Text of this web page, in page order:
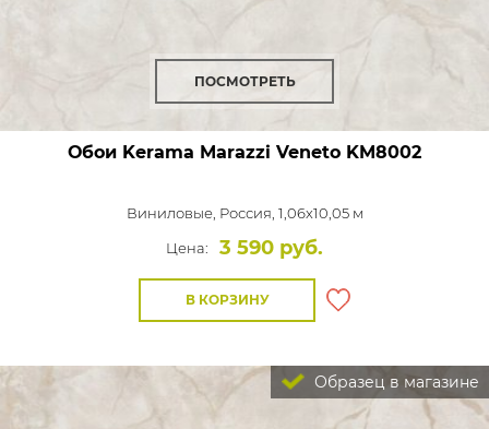
ПОСМОТРЕТЬ
Обои Kerama Marazzi Veneto KM8002
Виниловые, Россия, 1,06x10,05 м
Цена:
3 590 руб.
В КОРЗИНУ
Образец в магазине